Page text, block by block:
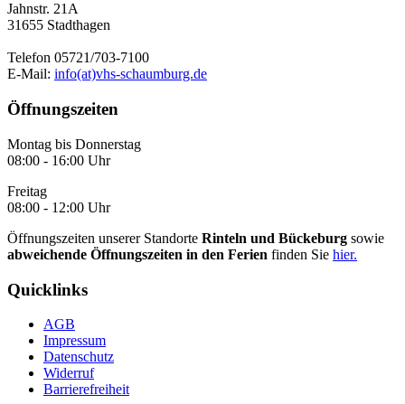
Jahnstr. 21A
31655 Stadthagen
Telefon 05721/703-7100
E-Mail: info(at)vhs-schaumburg.de
Öffnungszeiten
Montag bis Donnerstag
08:00 - 16:00 Uhr
Freitag
08:00 - 12:00 Uhr
Öffnungszeiten unserer Standorte Rinteln und Bückeburg sowie
abweichende Öffnungszeiten in den Ferien finden Sie hier.
Quicklinks
AGB
Impressum
Datenschutz
Widerruf
Barrierefreiheit